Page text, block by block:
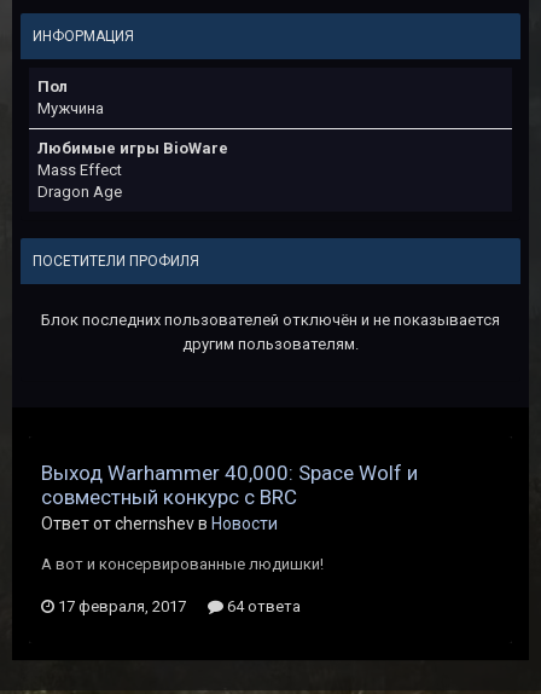
ИНФОРМАЦИЯ
Пол
Мужчина
Любимые игры BioWare
Mass Effect
Dragon Age
ПОСЕТИТЕЛИ ПРОФИЛЯ
Блок последних пользователей отключён и не показывается
другим пользователям.
Выход Warhammer 40,000: Space Wolf и
совместный конкурс с BRC
Ответ от chernshev в Новости
А вот и консервированные людишки!
17 февраля, 2017 64 ответа